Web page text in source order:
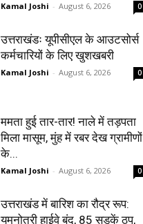
Kamal Joshi - August 6, 2026 0
उत्तराखंडः यूपीसीएल के आउटसोर्स
कर्मचारियों के लिए खुशखबरी
Kamal Joshi - August 6, 2026 0
ममता हुई तार-तार! नाले में तड़पता
मिला मासूम, मुंह में रबर देख ग्रामीणों
के...
Kamal Joshi - August 6, 2026 0
उत्तराखंड में बारिश का रौद्र रूप:
यमुनोत्री हाईवे बंद, 85 सड़कें ठप,